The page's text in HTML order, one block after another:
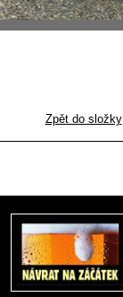
Zpět do složky